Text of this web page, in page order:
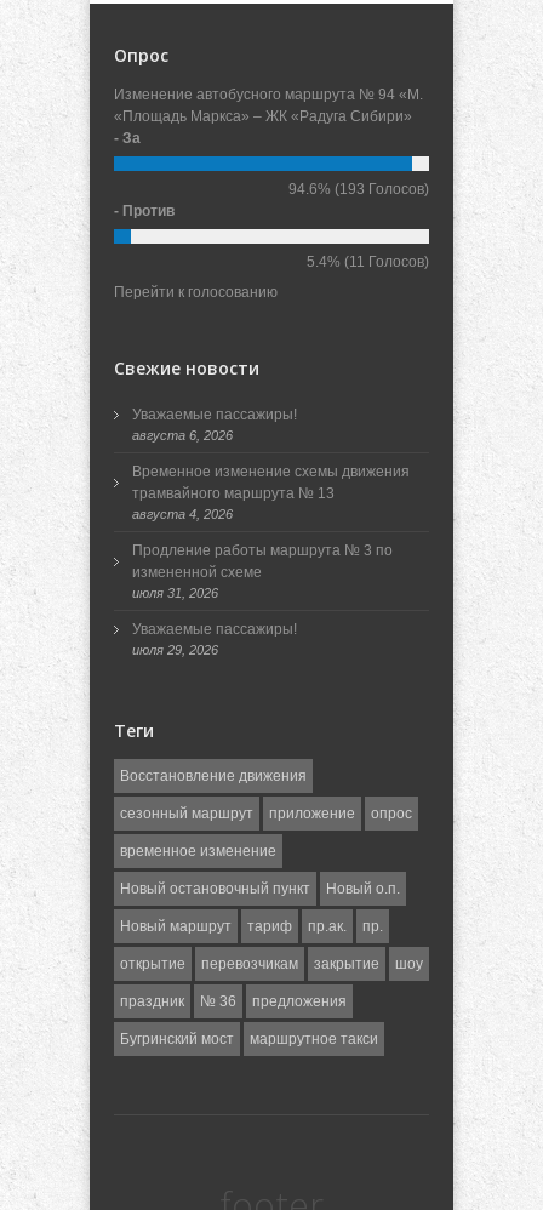
Опрос
Изменение автобусного маршрута № 94 «М.
«Площадь Маркса» – ЖК «Радуга Сибири»
- За
94.6% (193 Голосов)
- Против
5.4% (11 Голосов)
Перейти к голосованию
Свежие новости
Уважаемые пассажиры!
августа 6, 2026
Временное изменение схемы движения
трамвайного маршрута № 13
августа 4, 2026
Продление работы маршрута № 3 по
измененной схеме
июля 31, 2026
Уважаемые пассажиры!
июля 29, 2026
Теги
Восстановление движения
сезонный маршрут приложение опрос
временное изменение
Новый остановочный пункт Новый о.п.
Новый маршрут тариф пр.ак. пр.
открытие перевозчикам закрытие шоу
праздник № 36 предложения
Бугринский мост маршрутное такси